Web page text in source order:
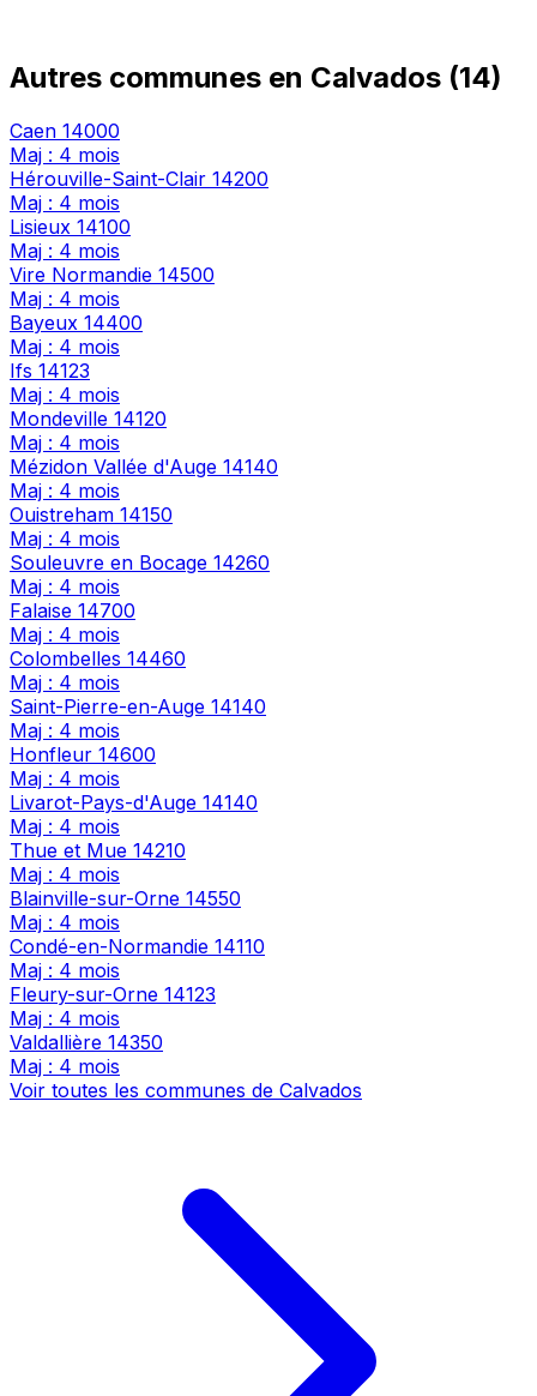
Autres communes en Calvados (14)
Caen 14000
Maj : 4 mois
Hérouville-Saint-Clair 14200
Maj : 4 mois
Lisieux 14100
Maj : 4 mois
Vire Normandie 14500
Maj : 4 mois
Bayeux 14400
Maj : 4 mois
Ifs 14123
Maj : 4 mois
Mondeville 14120
Maj : 4 mois
Mézidon Vallée d'Auge 14140
Maj : 4 mois
Ouistreham 14150
Maj : 4 mois
Souleuvre en Bocage 14260
Maj : 4 mois
Falaise 14700
Maj : 4 mois
Colombelles 14460
Maj : 4 mois
Saint-Pierre-en-Auge 14140
Maj : 4 mois
Honfleur 14600
Maj : 4 mois
Livarot-Pays-d'Auge 14140
Maj : 4 mois
Thue et Mue 14210
Maj : 4 mois
Blainville-sur-Orne 14550
Maj : 4 mois
Condé-en-Normandie 14110
Maj : 4 mois
Fleury-sur-Orne 14123
Maj : 4 mois
Valdallière 14350
Maj : 4 mois
Voir toutes les communes de Calvados